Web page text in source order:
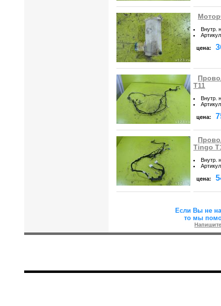
Внутр.
Артикул
цена:
T11
Внутр.
Артикул
цена:
Tingo
Внутр.
Артикул
цена:
Если Вы не
то мы